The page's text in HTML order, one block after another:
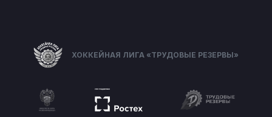
ХОККЕЙНАЯ ЛИГА «ТРУДОВЫЕ РЕЗЕРВЫ»